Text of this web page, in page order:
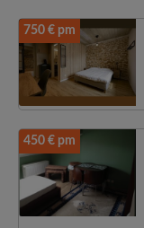
750 € pm
450 € pm